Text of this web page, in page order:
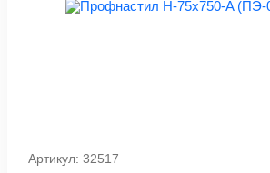
Артикул: 32517